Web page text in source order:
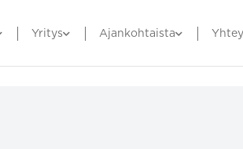
Yritys Ajankohtaista